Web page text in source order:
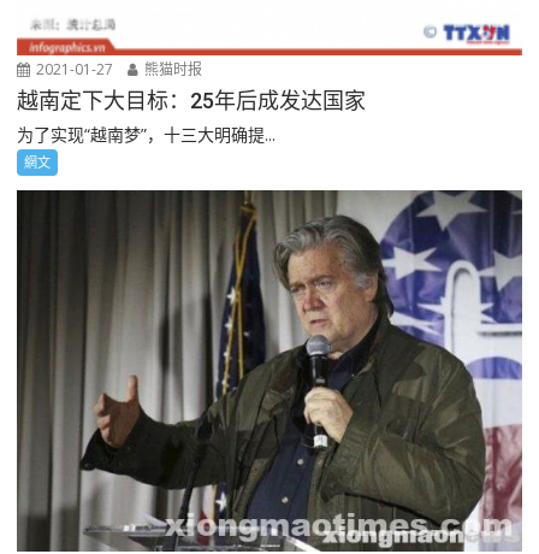
2021-01-27 熊猫时报
越南定下大目标：25年后成发达国家
为了实现“越南梦”，十三大明确提...
網文